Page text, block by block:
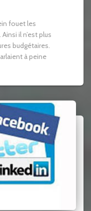
fouet les
il n’est plus
budgétaires.
à peine